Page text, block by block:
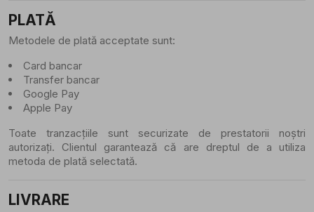
PLATĂ
Metodele de plată acceptate sunt:
Card bancar
Transfer bancar
Google Pay
Apple Pay
Toate tranzacțiile sunt securizate de prestatorii noștri
autorizați. Clientul garantează că are dreptul de a utiliza
metoda de plată selectată.
LIVRARE